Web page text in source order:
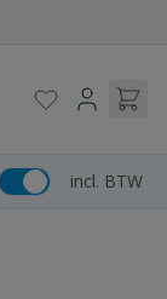
incl. BTW